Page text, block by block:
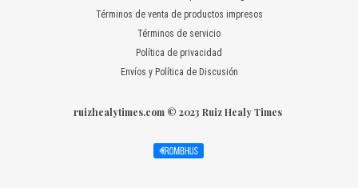
Términos de venta de productos impresos
Términos de servicio
Política de privacidad
Envíos y Política de Discusión
ruizhealytimes.com © 2023 Ruiz Healy Times